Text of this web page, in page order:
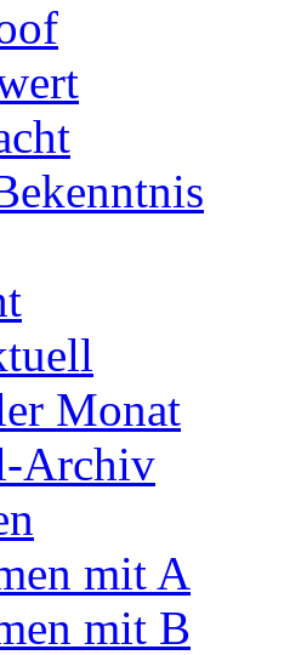
Monat
Archiv
mit A
mit B